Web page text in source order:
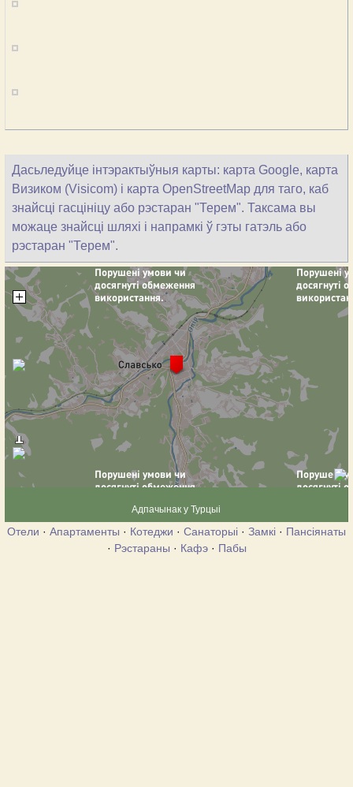
Дасьледуйце інтэрактыўныя карты: карта Google, карта
Визиком (Visicom) і карта OpenStreetMap для таго, каб
знайсці гасцініцу або рэстаран "Терем". Таксама вы
можаце знайсці шляхі і напрамкі ў гэты гатэль або
рэстаран "Терем".
Адпачынак у Турцыі
Отели · Апартаменты · Котеджи · Санаторыі · Замкі · Пансіянаты
· Рэстараны · Кафэ· Пабы